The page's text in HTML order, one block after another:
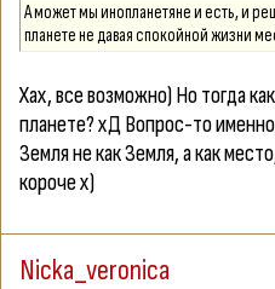
А может мы инопланетяне и есть, и
планете не давая спокойной жизни
Хах, все возможно) Но тогда
планете? хД Вопрос-то
Земля не как Земля, а как
короче х)
Nicka_veronica